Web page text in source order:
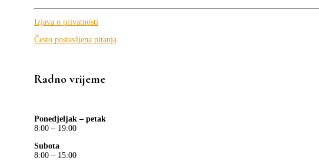
Izjava o privatnosti
Često postavljena pitanja
Radno vrijeme
Ponedjeljak – petak
8:00 – 19:00
Subota
8:00 – 15:00